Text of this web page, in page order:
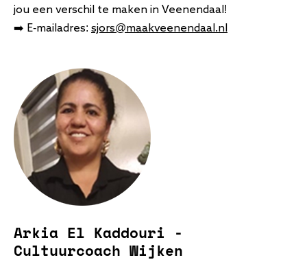
jou een verschil te maken in Veenendaal!
➡️ E-mailadres: sjors@maakveenendaal.nl
Arkia El Kaddouri -
Cultuurcoach Wijken